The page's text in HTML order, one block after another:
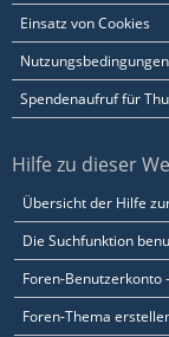
Einsatz von Cookies
Nutzungsbedingungen
Spendenaufruf für
Hilfe zu dieser
Übersicht der Hilfe
Die Suchfunktion
Foren-Benutzerkonto
Foren-Thema